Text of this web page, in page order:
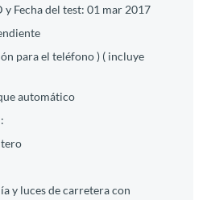
Fecha del test: 01 mar 2017
para el teléfono ) ( incluye
automático
y luces de carretera con